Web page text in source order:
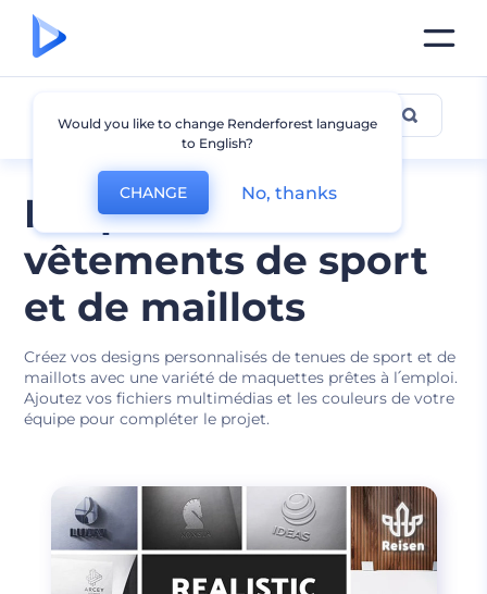
Maquettes de
vêtements de sport
et de maillots
Créez vos designs personnalisés de tenues de sport et de
maillots avec une variété de maquettes prêtes à l՛emploi.
Ajoutez vos fichiers multimédias et les couleurs de votre
équipe pour compléter le projet.
Maquette de maillot
Would you like to change Renderforest language
to English?
CHANGE No, thanks